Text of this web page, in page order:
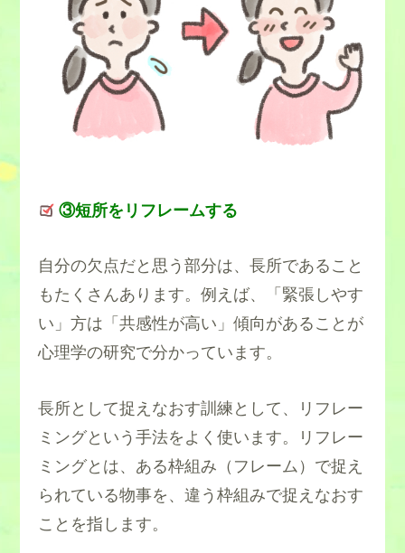
③短所をリフレームする
自分の欠点だと思う部分は、長所であること
もたくさんあります。例えば、「緊張しやす
い」方は「共感性が高い」傾向があることが
心理学の研究で分かっています。
長所として捉えなおす訓練として、リフレー
ミングという手法をよく使います。リフレー
ミングとは、ある枠組み（フレーム）で捉え
られている物事を、違う枠組みで捉えなおす
ことを指します。